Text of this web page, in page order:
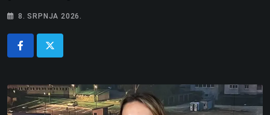
8. SRPNJA 2026.